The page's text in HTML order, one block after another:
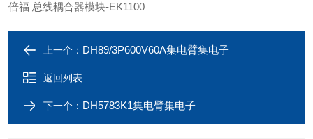
倍福 总线耦合器模块-EK1100
上一个： DH89/3P600V60A集电臂集电子
返回列表
下一个： DH5783K1集电臂集电子